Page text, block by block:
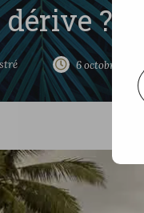
?
6 octobre 2015